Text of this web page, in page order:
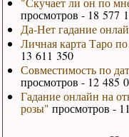
просмотров - 18 577
Да-Нет гадание
Личная карта Таро
13 611 350
Совместимость по
просмотров - 12 485
Гадание онлайн на
розы" просмотров -